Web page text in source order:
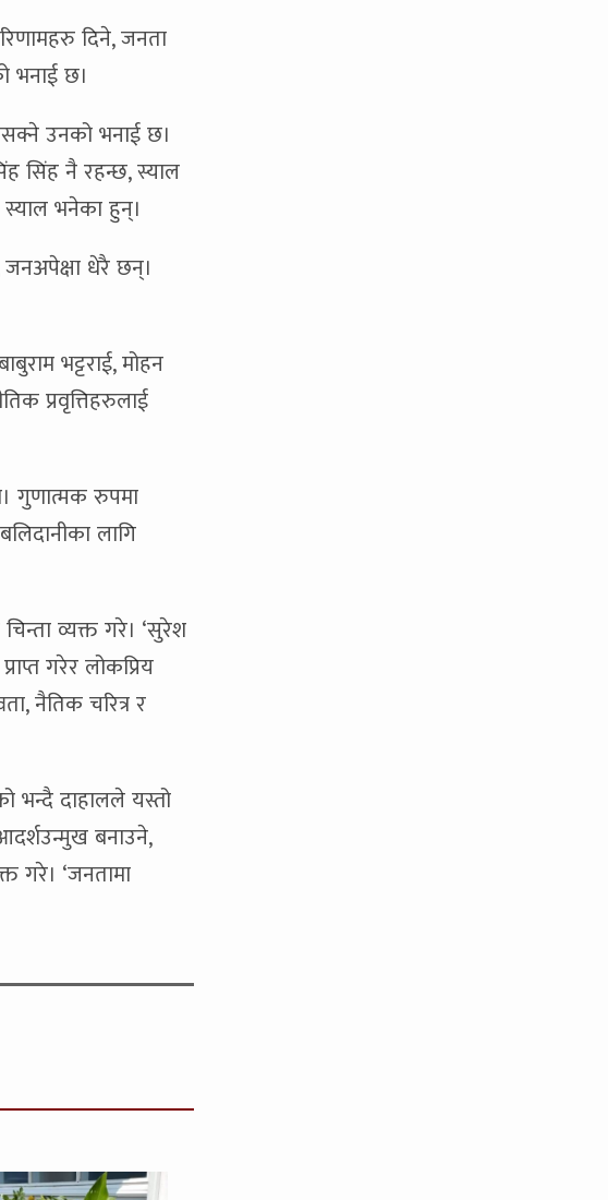
दिने, जनता
भनाई छ।
उनको भनाई छ।
सिंह नै रहन्छ, स्याल
भनेका हुन्।
धेरै छन्।
भट्टराई, मोहन
प्रवृत्तिहरुलाई
गुणात्मक रुपमा
लागि
व्यक्त गरे। ‘सुरेश
गरेर लोकप्रिय
नैतिक चरित्र र
भन्दै दाहालले यस्तो
आदर्शउन्मुख बनाउने,
गरे। ‘जनतामा